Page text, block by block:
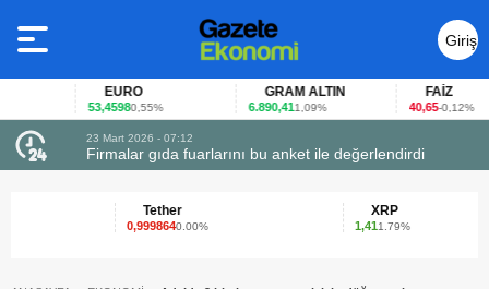
Giriş
Yap
EURO
53,45980,55%
GRAM ALTIN
6.890,411,09% -0,12%
23 Mart 2026 - 07:12
Firmalar gıda fuarlarını bu anket ile değerlendirdi
Tether
0,9998640.00%
XRP
1.79%